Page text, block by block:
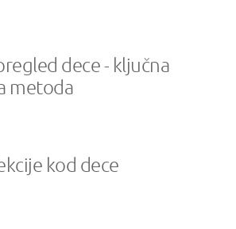
dece - ključna
metoda
kod dece